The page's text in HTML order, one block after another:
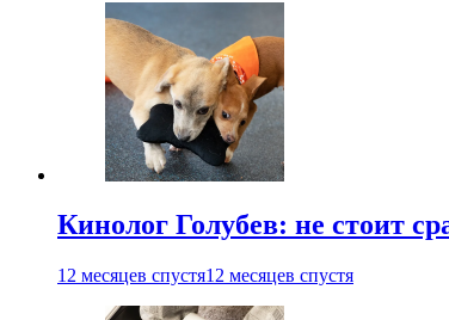
Кинолог Голубев: не стоит
12 месяцев спустя12 месяцев спустя